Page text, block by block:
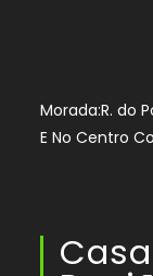
Morada:R. do
E No Centro